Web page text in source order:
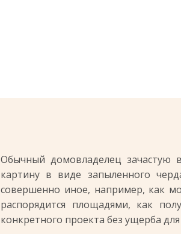
Обычный домовладелец зачастую
картину в виде запыленного
совершенно иное, например, как
распорядится площадями, как
конкретного проекта без ущерба